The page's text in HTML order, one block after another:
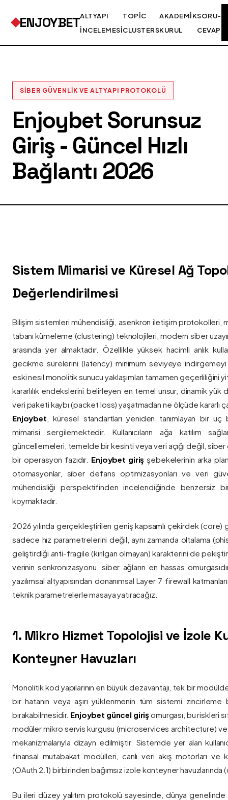
ENJOYBETALTYAPI
İNCELEMESI
TOPIC
CLUSTERS
AKADEMIK
KURUL
SORU-
CEVAP
SIBER GÜVENLIK VE ALTYAPI PROTOKOLÜ
Enjoybet Sorunsuz
Giriş - Güncel Hızlı
Bağlantı 2026
Sistem Mimarisi ve Küresel Ağ
Değerlendirilmesi
Bilişim sistemleri mühendisliği, asenkron iletişim protokolleri,
tabanı kümeleme (clustering) teknolojileri, modern siber
arasında yer almaktadır. Özellikle yüksek hacimli anlık
gecikme sürelerini (latency) minimum seviyeye
eski nesil monolitik sunucu yaklaşımları tamamen geçerliliğini
kararlılık endekslerini belirleyen en temel unsur, dinamik yük
veri paketi kaybı (packet loss) yaşatmadan ne ölçüde kararlı
Enjoybet , küresel standartları yeniden tanımlayan bir
mimarisi sergilemektedir. Kullanıcıların ağa katılım
güncellemeleri, temelde bir kesinti veya veri açığı değil, siber
bir operasyon fazıdır. Enjoybet giriş şebekelerinin arka
otomasyonlar, siber defans optimizasyonları ve veri
mühendisliği perspektifinden incelendiğinde benzersiz
koymaktadır.
2026 yılında gerçekleştirilen geniş kapsamlı çekirdek
sadece hız parametrelerini değil, aynı zamanda oltalama
geliştirdiği anti-fragile (kırılgan olmayan) karakterini de
verinin senkronizasyonu, siber ağların en hassas
yazılımsal altyapısından donanımsal Layer 7 firewall
teknik parametrelerle masaya yatıracağız.
1. Mikro Hizmet Topolojisi ve İzole
Konteyner Havuzları
Monolitik kod yapılarının en büyük dezavantajı, tek bir
bir hatanın veya aşırı yüklenmenin tüm sistemi zincirleme
bırakabilmesidir. Enjoybet güncel giriş omurgası, bu riskleri
modüler mikro servis kurgusu (microservices architecture)
mekanizmalarıyla dizayn edilmiştir. Sistemde yer alan
finansal mutabakat modülleri, canlı veri akış motorları ve
(OAuth 2.1) birbirinden bağımsız izole konteyner havuzlarında
Bu ileri düzey yalıtım protokolü sayesinde, dünya genelinde